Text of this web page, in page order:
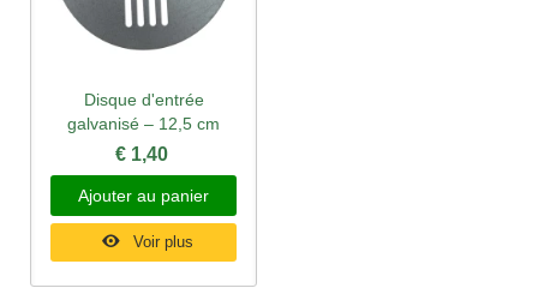
Disque d'entrée
galvanisé – 12,5 cm
€ 1,40
Ajouter au panier
Voir plus